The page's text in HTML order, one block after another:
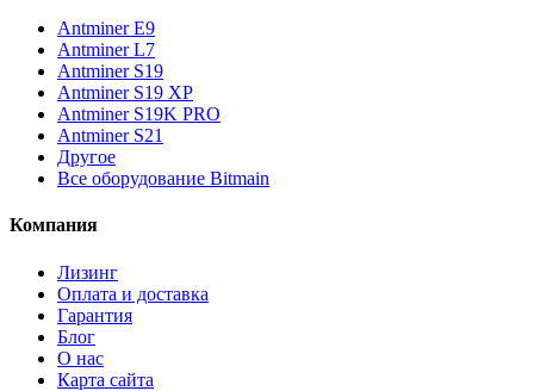
Antminer E9
Antminer L7
Antminer S19
Antminer S19 XP
Antminer S19K PRO
Antminer S21
Другое
Все оборудование Bitmain
Компания
Лизинг
Оплата и доставка
Гарантия
Блог
О нас
Карта сайта